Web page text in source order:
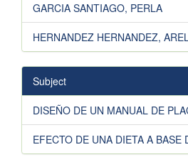
GARCIA SANTIAGO, PERLA
HERNANDEZ HERNANDEZ,
Subject
DISEÑO DE UN MANUAL DE
EFECTO DE UNA DIETA A BASE